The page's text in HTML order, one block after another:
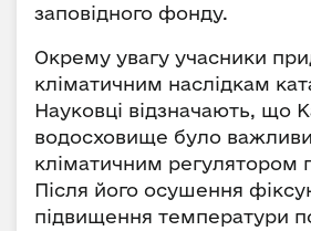
заповідного фонду.
Окрему увагу учасники
кліматичним наслідкам
Науковці відзначають, що
водосховище було
кліматичним регулятором
Після його осушення
підвищення температури